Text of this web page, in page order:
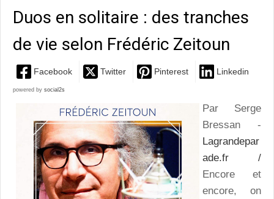
Duos en solitaire : des tranches
de vie selon Frédéric Zeitoun
Facebook Twitter Pinterest Linkedin
powered by social2s
Par Serge
Bressan -
Lagrandepar
ade.fr /
Encore et
encore, on